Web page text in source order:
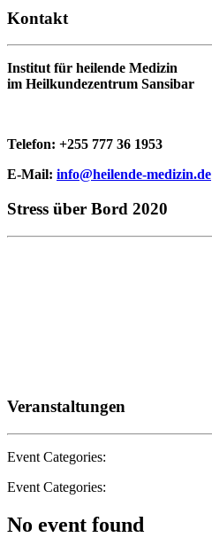
Kontakt
Institut für heilende Medizin
im Heilkundezentrum Sansibar
Telefon: +255 777 36 1953
E-Mail: info@heilende-medizin.de
Stress über Bord 2020
Veranstaltungen
Event Categories:
Event Categories:
No event found